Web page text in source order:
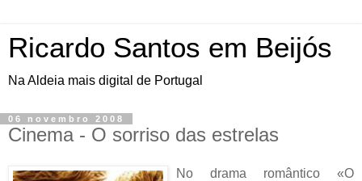
Ricardo Santos em Beijós
Na Aldeia mais digital de Portugal
06 novembro 2008
Cinema - O sorriso das estrelas
No drama romântico «O